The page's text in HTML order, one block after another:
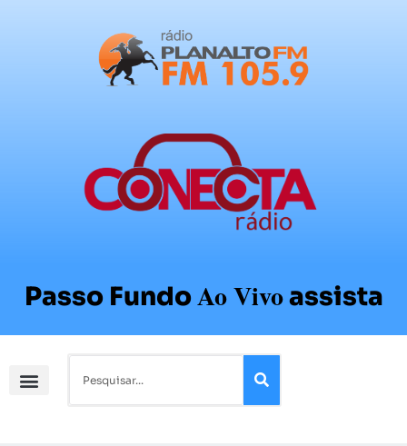
Passo FundoAo Vivoassista